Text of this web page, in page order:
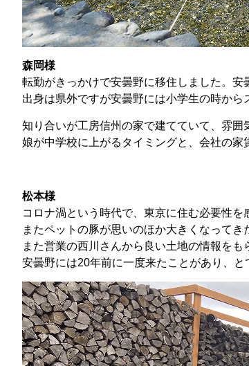
森岡様
転勤がきっかけで安曇野に移住しました。安
出身は県外ですが安曇野には小学生の時か
知り合いが工房信州の家で建てていて、雰囲
娘が中学校に上がるタイミングと、会社の家
松本様
コロナ渦という時代で、東京に住む必要性を
またペットの豚が思いのほか大きくなって
また営業の西川さんから良い土地の情報を
安曇野には20年前に一度来たことがあり、